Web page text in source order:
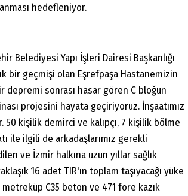
hedefleniyor.
Belediyesi Yapı İşleri Dairesi Başkanlığı
bir geçmişi olan Eşrefpaşa Hastanemizin
depremi sonrası hasar gören C bloğun
projesini hayata geçiriyoruz. İnşaatımız
kişilik demirci ve kalıpçı, 7 kişilik bölme
ile ilgili de arkadaşlarımız gerekli
ve İzmir halkına uzun yıllar sağlık
16 adet TIR'ın toplam taşıyacağı yüke
C35 beton ve 471 fore kazık